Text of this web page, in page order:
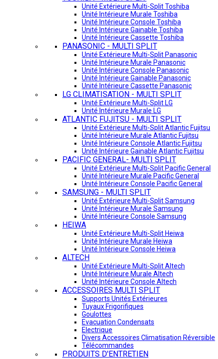
Unité Extérieure Multi-Split Toshiba
Unité Intérieure Murale Toshiba
Unité Intérieure Console Toshiba
Unité Intérieure Gainable Toshiba
Unité Intérieure Cassette Toshiba
PANASONIC - MULTI SPLIT
Unité Extérieure Multi-Split Panasonic
Unité Intérieure Murale Panasonic
Unité Intérieure Console Panasonic
Unité Intérieure Gainable Panasonic
Unité Intérieure Cassette Panasonic
LG CLIMATISATION - MULTI SPLIT
Unité Extérieure Multi-Split LG
Unité Intérieure Murale LG
ATLANTIC FUJITSU - MULTI SPLIT
Unité Extérieure Multi-Split Atlantic Fujitsu
Unité Intérieure Murale Atlantic Fujitsu
Unité Intérieure Console Atlantic Fujitsu
Unité Intérieure Gainable Atlantic Fujitsu
PACIFIC GENERAL- MULTI SPLIT
Unité Extérieure Multi-Split Pacific General
Unité Intérieure Murale Pacific General
Unité Intérieure Console Pacific General
SAMSUNG - MULTI SPLIT
Unité Extérieure Multi-Split Samsung
Unité Intérieure Murale Samsung
Unité Intérieure Console Samsung
HEIWA
Unité Extérieure Multi-Split Heiwa
Unité Intérieure Murale Heiwa
Unité Intérieure Console Heiwa
ALTECH
Unité Extérieure Multi-Split Altech
Unité Intérieure Murale Altech
Unité Intérieure Console Altech
ACCESSOIRES MULTI SPLIT
Supports Unités Extérieures
Tuyaux Frigorifiques
Goulottes
Evacuation Condensats
Electrique
Divers Accessoires Climatisation Réversible
Télécommandes
PRODUITS D'ENTRETIEN